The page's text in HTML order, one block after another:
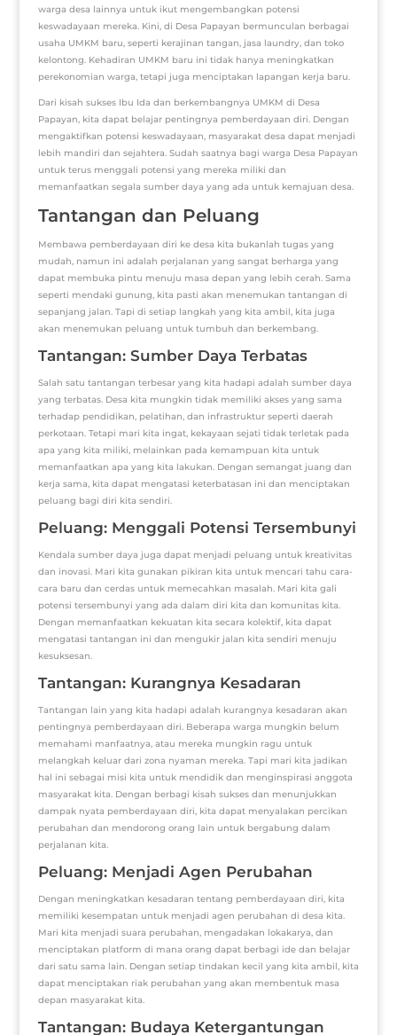
warga desa lainnya untuk ikut mengembangkan potensi
keswadayaan mereka. Kini, di Desa Papayan bermunculan berbagai
usaha UMKM baru, seperti kerajinan tangan, jasa laundry, dan toko
kelontong. Kehadiran UMKM baru ini tidak hanya meningkatkan
perekonomian warga, tetapi juga menciptakan lapangan kerja baru.
Dari kisah sukses Ibu Ida dan berkembangnya UMKM di Desa
Papayan, kita dapat belajar pentingnya pemberdayaan diri. Dengan
mengaktifkan potensi keswadayaan, masyarakat desa dapat menjadi
lebih mandiri dan sejahtera. Sudah saatnya bagi warga Desa Papayan
untuk terus menggali potensi yang mereka miliki dan
memanfaatkan segala sumber daya yang ada untuk kemajuan desa.
Tantangan dan Peluang
Membawa pemberdayaan diri ke desa kita bukanlah tugas yang
mudah, namun ini adalah perjalanan yang sangat berharga yang
dapat membuka pintu menuju masa depan yang lebih cerah. Sama
seperti mendaki gunung, kita pasti akan menemukan tantangan di
sepanjang jalan. Tapi di setiap langkah yang kita ambil, kita juga
akan menemukan peluang untuk tumbuh dan berkembang.
Tantangan: Sumber Daya Terbatas
Salah satu tantangan terbesar yang kita hadapi adalah sumber daya
yang terbatas. Desa kita mungkin tidak memiliki akses yang sama
terhadap pendidikan, pelatihan, dan infrastruktur seperti daerah
perkotaan. Tetapi mari kita ingat, kekayaan sejati tidak terletak pada
apa yang kita miliki, melainkan pada kemampuan kita untuk
memanfaatkan apa yang kita lakukan. Dengan semangat juang dan
kerja sama, kita dapat mengatasi keterbatasan ini dan menciptakan
peluang bagi diri kita sendiri.
Peluang: Menggali Potensi Tersembunyi
Kendala sumber daya juga dapat menjadi peluang untuk kreativitas
dan inovasi. Mari kita gunakan pikiran kita untuk mencari tahu cara-
cara baru dan cerdas untuk memecahkan masalah. Mari kita gali
potensi tersembunyi yang ada dalam diri kita dan komunitas kita.
Dengan memanfaatkan kekuatan kita secara kolektif, kita dapat
mengatasi tantangan ini dan mengukir jalan kita sendiri menuju
kesuksesan.
Tantangan: Kurangnya Kesadaran
Tantangan lain yang kita hadapi adalah kurangnya kesadaran akan
pentingnya pemberdayaan diri. Beberapa warga mungkin belum
memahami manfaatnya, atau mereka mungkin ragu untuk
melangkah keluar dari zona nyaman mereka. Tapi mari kita jadikan
hal ini sebagai misi kita untuk mendidik dan menginspirasi anggota
masyarakat kita. Dengan berbagi kisah sukses dan menunjukkan
dampak nyata pemberdayaan diri, kita dapat menyalakan percikan
perubahan dan mendorong orang lain untuk bergabung dalam
perjalanan kita.
Peluang: Menjadi Agen Perubahan
Dengan meningkatkan kesadaran tentang pemberdayaan diri, kita
memiliki kesempatan untuk menjadi agen perubahan di desa kita.
Mari kita menjadi suara perubahan, mengadakan lokakarya, dan
menciptakan platform di mana orang dapat berbagi ide dan belajar
dari satu sama lain. Dengan setiap tindakan kecil yang kita ambil, kita
dapat menciptakan riak perubahan yang akan membentuk masa
depan masyarakat kita.
Tantangan: Budaya Ketergantungan